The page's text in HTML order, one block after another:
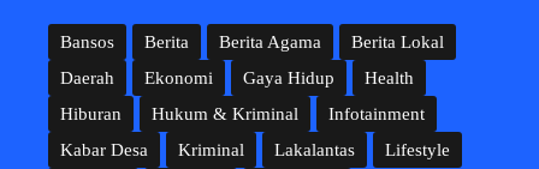
Bansos Berita Berita Agama
Berita Lokal
Daerah
Ekonomi Gaya Hidup
Health
Hiburan
Hukum & Kriminal
Infotainment
Kabar Desa
Kriminal Lakalantas
Lifestyle